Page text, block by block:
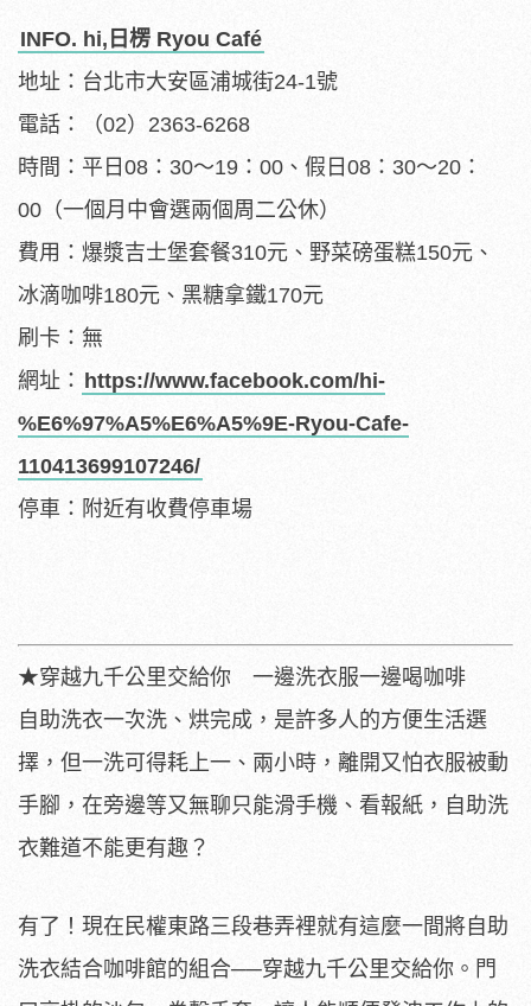
INFO. hi,日楞 Ryou Café
地址：台北市大安區浦城街24-1號
電話：（02）2363-6268
時間：平日08：30～19：00、假日08：30～20：
00（一個月中會選兩個周二公休）
費用：爆漿吉士堡套餐310元、野菜磅蛋糕150元、
冰滴咖啡180元、黑糖拿鐵170元
刷卡：無
網址： https://www.facebook.com/hi-
%E6%97%A5%E6%A5%9E-Ryou-Cafe-
110413699107246/
停車：附近有收費停車場
★穿越九千公里交給你 一邊洗衣服一邊喝咖啡
自助洗衣一次洗、烘完成，是許多人的方便生活選
擇，但一洗可得耗上一、兩小時，離開又怕衣服被動
手腳，在旁邊等又無聊只能滑手機、看報紙，自助洗
衣難道不能更有趣？
有了！現在民權東路三段巷弄裡就有這麼一間將自助
洗衣結合咖啡館的組合──穿越九千公里交給你。門